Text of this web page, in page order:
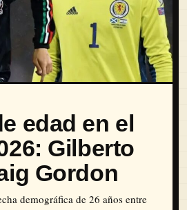
edad en el
Gilberto
Gordon
demográfica de 26 años entre